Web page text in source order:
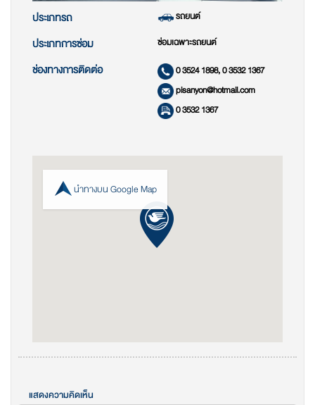
ประเภทรถ รถยนต์
ประเภทการซ่อม ซ่อมเฉพาะรถยนต์
ช่องทางการติดต่อ
0 3524 1898, 0 3532 1367
pisanyon@hotmail.com
0 3532 1367
นำทางบน Google Map
แสดงความคิดเห็น